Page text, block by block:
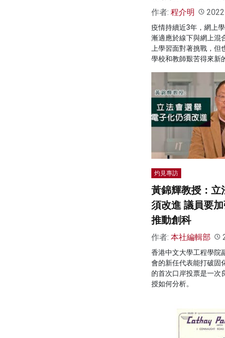
作者: 程介明
疫情持續近3年，網上
漸適應於線下與網上混
上學習面對著挑戰，
學校和教師艱苦得來新
灼見專訪
黃錦輝教授：立
須改進 議員要
推動創科
作者: 本社編輯部
香港中文大學工程學院
會的新任代表能打破固
的首次口岸投票是一次
授如何分析。